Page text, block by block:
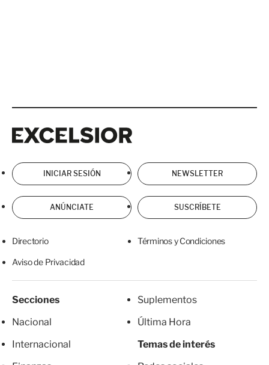
INICIAR SESIÓN NEWSLETTER
ANÚNCIATE SUSCRÍBETE
Directorio Términos y Condiciones
Aviso de Privacidad
Secciones
Nacional
Internacional
Suplementos
Última Hora
Temas de interés